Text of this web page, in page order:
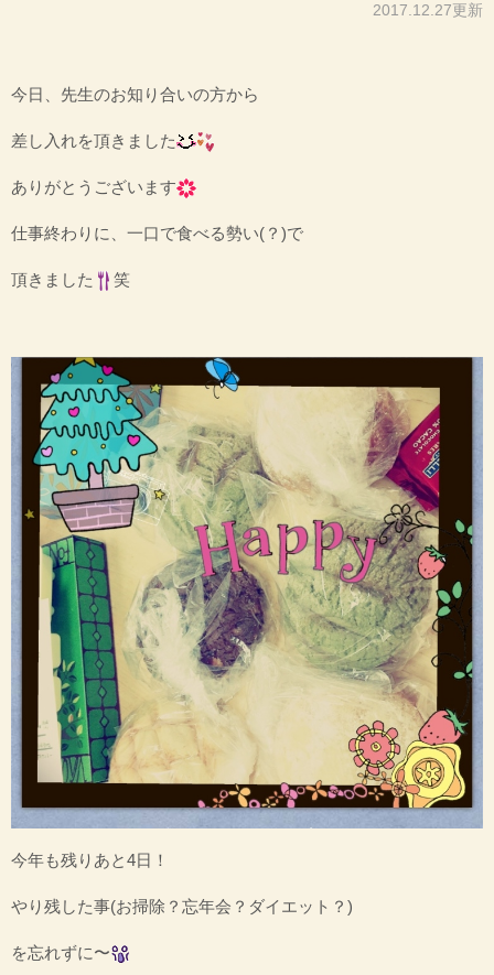
2017.12.27更新
今日、先生のお知り合いの方から
差し入れを頂きました
ありがとうございます
仕事終わりに、一口で食べる勢い(？)で
頂きました 笑
今年も残りあと4日！
やり残した事(お掃除？忘年会？ダイエット？)
を忘れずに〜